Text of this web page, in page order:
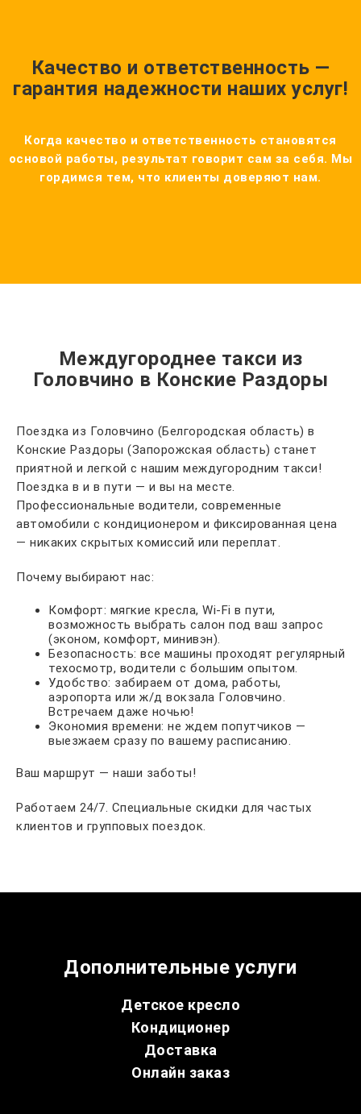
Качество и ответственность —
гарантия надежности наших услуг!
Когда качество и ответственность становятся
основой работы, результат говорит сам за себя. Мы
гордимся тем, что клиенты доверяют нам.
Междугороднее такси из
Головчино в Конские Раздоры
Поездка из Головчино (Белгородская область) в
Конские Раздоры (Запорожская область) станет
приятной и легкой с нашим междугородним такси!
Поездка в и в пути — и вы на месте.
Профессиональные водители, современные
автомобили с кондиционером и фиксированная цена
— никаких скрытых комиссий или переплат.
Почему выбирают нас:
Комфорт: мягкие кресла, Wi-Fi в пути,
возможность выбрать салон под ваш запрос
(эконом, комфорт, минивэн).
Безопасность: все машины проходят регулярный
техосмотр, водители с большим опытом.
Удобство: забираем от дома, работы,
аэропорта или ж/д вокзала Головчино.
Встречаем даже ночью!
Экономия времени: не ждем попутчиков —
выезжаем сразу по вашему расписанию.
Ваш маршрут — наши заботы!
Работаем 24/7. Специальные скидки для частых
клиентов и групповых поездок.
Дополнительные услуги
Детское кресло
Кондиционер
Доставка
Онлайн заказ